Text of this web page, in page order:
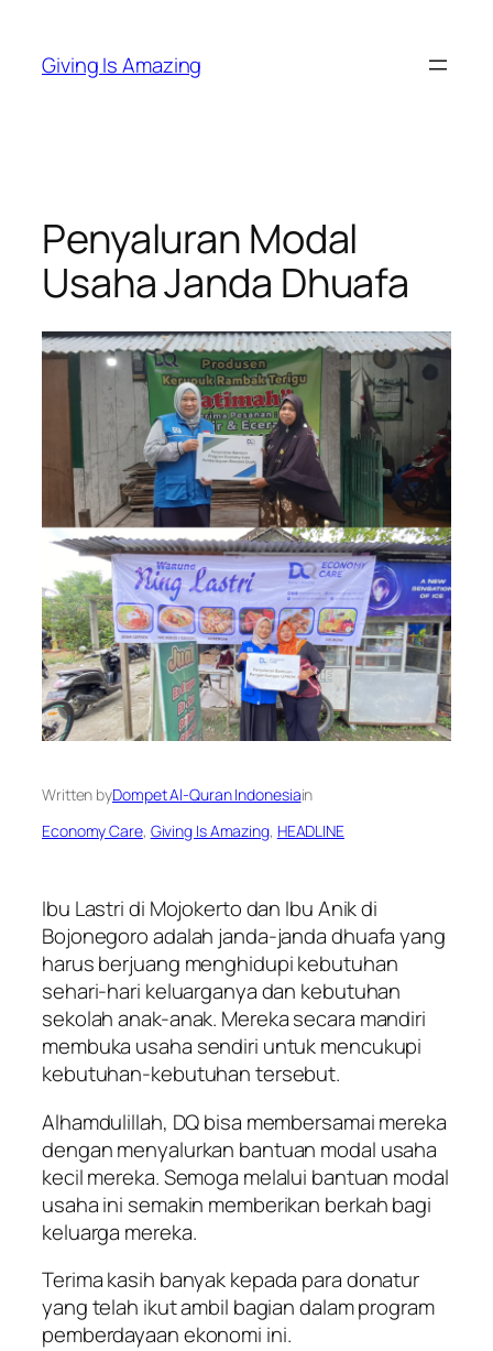
content
Giving Is Amazing
Penyaluran Modal
Usaha Janda Dhuafa
Written byDompet Al-Quran Indonesiain
Economy Care, Giving Is Amazing, HEADLINE
Ibu Lastri di Mojokerto dan Ibu Anik di
Bojonegoro adalah janda-janda dhuafa yang
harus berjuang menghidupi kebutuhan
sehari-hari keluarganya dan kebutuhan
sekolah anak-anak. Mereka secara mandiri
membuka usaha sendiri untuk mencukupi
kebutuhan-kebutuhan tersebut.
Alhamdulillah, DQ bisa membersamai mereka
dengan menyalurkan bantuan modal usaha
kecil mereka. Semoga melalui bantuan modal
usaha ini semakin memberikan berkah bagi
keluarga mereka.
Terima kasih banyak kepada para donatur
yang telah ikut ambil bagian dalam program
pemberdayaan ekonomi ini.